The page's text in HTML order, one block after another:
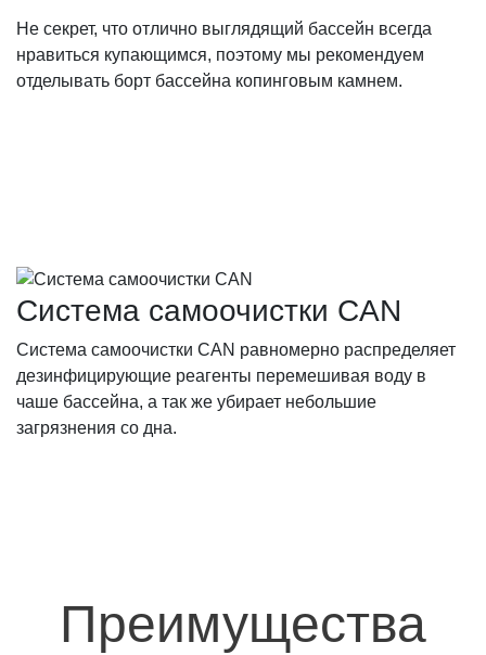
Не секрет, что отлично выглядящий бассейн всегда
нравиться купающимся, поэтому мы рекомендуем
отделывать борт бассейна копинговым камнем.
Система самоочистки CAN
Cистема самоочистки CAN равномерно распределяет
дезинфицирующие реагенты перемешивая воду в
чаше бассейна, а так же убирает небольшие
загрязнения со дна.
Преимущества